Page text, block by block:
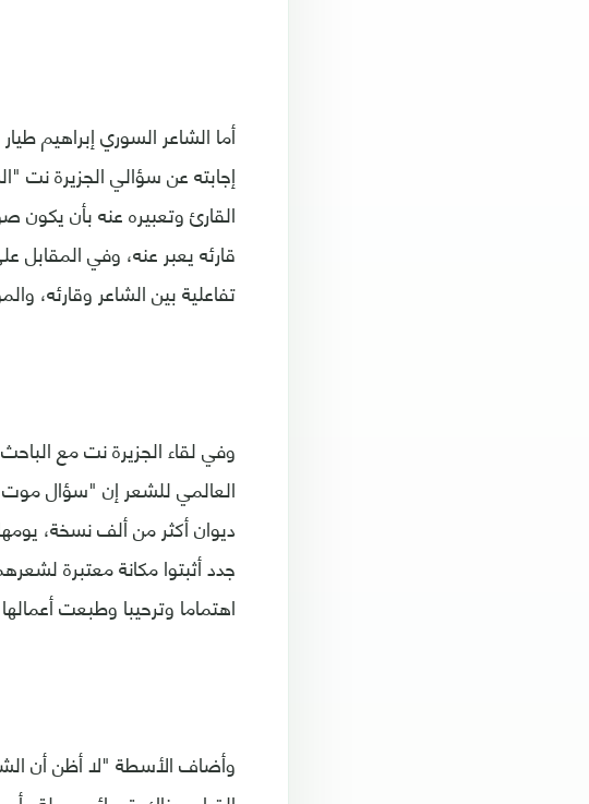
إجابته عن سؤالي الجزيرة نت
القارئ وتعبيره عنه بأن
قارئه يعبر عنه، وفي المقابل
تفاعلية بين الشاعر وقارئه،
وفي لقاء الجزيرة نت مع
العالمي للشعر إن "سؤال
ديوان أكثر من ألف نسخة،
جدد أثبتوا مكانة معتبرة
اهتماما وترحيبا وطبعت
وأضاف الأسطة "لا أظن أن